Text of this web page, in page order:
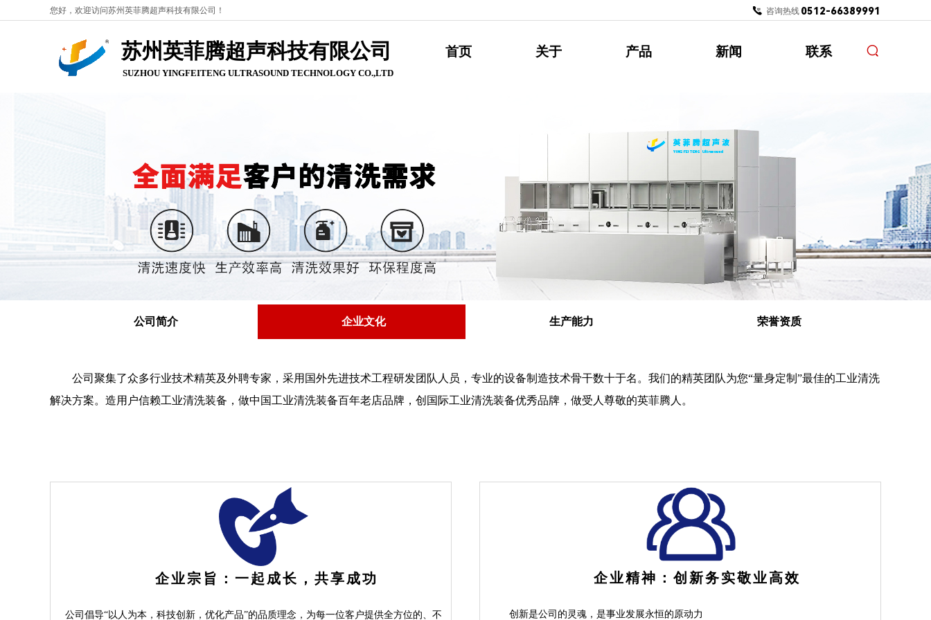
0512-66389991
您好，欢迎访问苏州英菲腾超声科技有限公司！ 咨询热线：
苏州英菲腾超声科技有限公司
SUZHOU YINGFEITENG ULTRASOUND TECHNOLOGY CO.,LTD
首页 关于 产品 新闻 联系
公司简介 企业文化 生产能力 荣誉资质
公司聚集了众多行业技术精英及外聘专家，采用国外先进技术工程研发团队人员，专业的设备制造技术骨干数十于名。我们的精英团队为您“量身定制”最佳的工业清洗
解决方案。 造用户信赖工业清洗装备，做中国工业清洗装备百年老店品牌，创国际工业清洗装备优秀品牌，做受人尊敬的英菲腾人。
公司倡导“以人为本，科技创新，优化产品”的品质理念，为每一位客户提供全方位的、不
企业宗旨： 一起成长，共享成功 企业精神：创新务实敬业高效
创新是公司的灵魂，是事业发展永恒的原动力